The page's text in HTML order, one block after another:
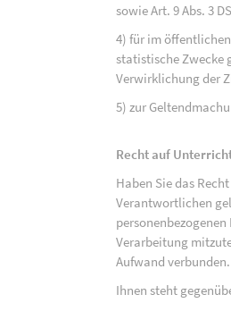
sowie Art. 9 Abs. 3
4) für im
statistische Zwecke
Verwirklichung der
5) zur
Recht auf
Haben Sie das
Verantwortlichen
Verarbeitung
Aufwand verbunden.
Ihnen steht